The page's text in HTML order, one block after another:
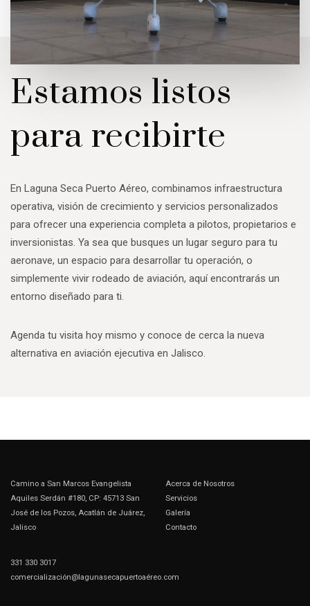
Estamos listos
para recibirte
En Laguna Seca Puerto Aéreo, combinamos infraestructura
operativa, visión de crecimiento y servicios personalizados
para ofrecer una experiencia completa a pilotos, propietarios e
inversionistas. Ya sea que busques un lugar seguro para tu
aeronave, un espacio para desarrollar tu operación, o
simplemente vivir rodeado de aviación, aquí encontrarás un
entorno diseñado para ti.
Agenda tu visita hoy mismo y conoce de cerca la nueva
alternativa en aviación ejecutiva en Jalisco.
Camino a San Marcos Evangelista
Aquiles Serdán #180, CP: 45713 San
José de los Pozos, Acatlán de Juárez,
Jalisco
331 330 3017
comercialización@lagunasecapuertoaéreo.com
Acerca de Nosotros
Servicios
Galería
Contacto